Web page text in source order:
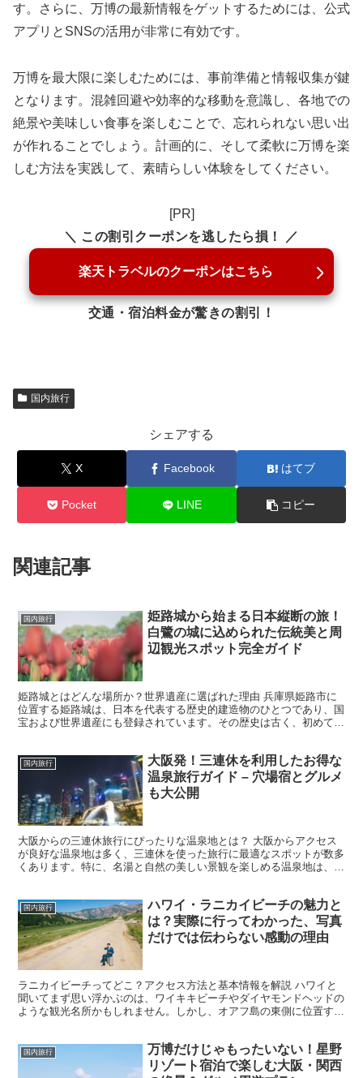
す。さらに、万博の最新情報をゲットするためには、公式
アプリとSNSの活用が非常に有効です。
万博を最大限に楽しむためには、事前準備と情報収集が鍵
となります。混雑回避や効率的な移動を意識し、各地での
絶景や美味しい食事を楽しむことで、忘れられない思い出
が作れることでしょう。計画的に、そして柔軟に万博を楽
しむ方法を実践して、素晴らしい体験をしてください。
[PR]
＼ この割引クーポンを逃したら損！ ／
楽天トラベルのクーポンはこちら
交通・宿泊料金が驚きの割引！
国内旅行
シェアする
X Facebook はてブ
Pocket LINE コピー
関連記事
国内旅行
姫路城から始まる日本縦断の旅！
白鷺の城に込められた伝統美と周
辺観光スポット完全ガイド
姫路城とはどんな場所か？世界遺産に選ばれた理由 兵庫県姫路市に
位置する姫路城は、日本を代表する歴史的建造物のひとつであり、国
宝および世界遺産にも登録されています。その歴史は古く、初めて築
国内旅行
大阪発！三連休を利用したお得な
温泉旅行ガイド – 穴場宿とグルメ
も大公開
大阪からの三連休旅行にぴったりな温泉地とは？ 大阪からアクセス
が良好な温泉地は多く、三連休を使った旅行に最適なスポットが数多
くあります。特に、名湯と自然の美しい景観を楽しめる温泉地は、心
国内旅行
ハワイ・ラニカイビーチの魅力と
は？実際に行ってわかった、写真
だけでは伝わらない感動の理由
ラニカイビーチってどこ？アクセス方法と基本情報を解説 ハワイと
聞いてまず思い浮かぶのは、ワイキキビーチやダイヤモンドヘッドの
ような観光名所かもしれません。しかし、オアフ島の東側に位置する
国内旅行
万博だけじゃもったいない！星野
リゾート宿泊で楽しむ大阪・関西